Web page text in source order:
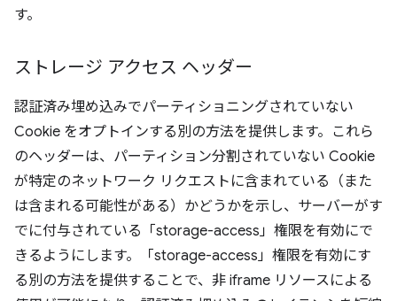
す。
ストレージ アクセス ヘッダー
認証済み埋め込みでパーティショニングされていない
Cookie をオプトインする別の方法を提供します。これら
のヘッダーは、パーティション分割されていない Cookie
が特定のネットワーク リクエストに含まれている（また
は含まれる可能性がある）かどうかを示し、サーバーがす
でに付与されている「storage-access」権限を有効にで
きるようにします。「storage-access」権限を有効にす
る別の方法を提供することで、非 iframe リソースによる